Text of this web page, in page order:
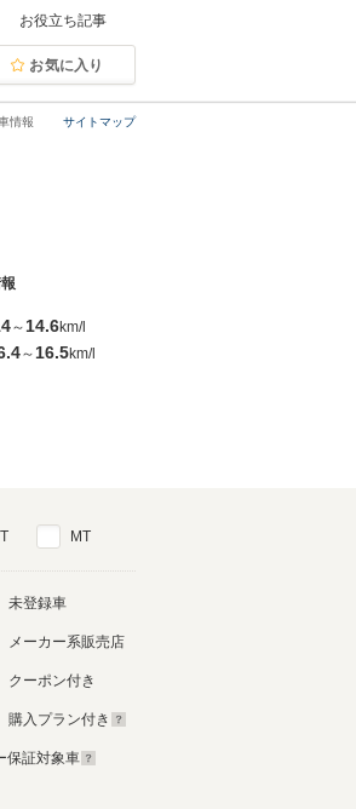
お役立ち記事
お気に入り
サイトマップ
情報
～ 14.6km/l
～ 16.5km/l
MT
未登録車
メーカー系販売店
クーポン付き
購入プラン付き
保証対象車